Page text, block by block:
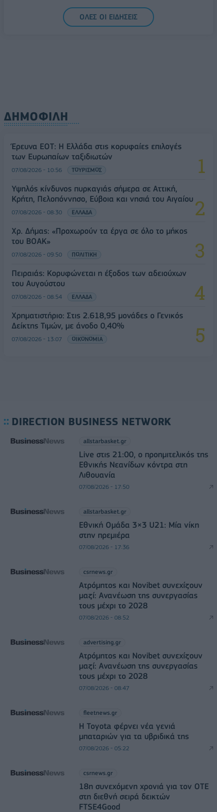
ΟΛΕΣ ΟΙ ΕΙΔΗΣΕΙΣ
ΔΗΜΟΦΙΛΗ
Έρευνα ΕΟΤ: Η Ελλάδα στις κορυφαίες επιλογές
των Ευρωπαίων ταξιδιωτών
07/08/2026 - 10:56 ΤΟΥΡΙΣΜΟΣ
Υψηλός κίνδυνος πυρκαγιάς σήμερα σε Αττική,
Κρήτη, Πελοπόννησο, Εύβοια και νησιά του Αιγαίου
07/08/2026 - 08:30 ΕΛΛΑΔΑ
Χρ. Δήμας: «Προχωρούν τα έργα σε όλο το μήκος
του ΒΟΑΚ»
07/08/2026 - 09:50 ΠΟΛΙΤΙΚΗ
Πειραιάς: Κορυφώνεται η έξοδος των αδειούχων
του Αυγούστου
07/08/2026 - 08:54 ΕΛΛΑΔΑ
Χρηματιστήριο: Στις 2.618,95 μονάδες ο Γενικός
Δείκτης Τιμών, με άνοδο 0,40%
07/08/2026 - 13:07 ΟΙΚΟΝΟΜΙΑ
DIRECTION BUSINESS NETWORK
allstarbasket.gr
Live στις 21:00, ο προημιτελικός της
Εθνικής Νεανίδων κόντρα στη
Λιθουανία
07/08/2026 - 17:50
allstarbasket.gr
Εθνική Ομάδα 3×3 U21: Μία νίκη
στην πρεμιέρα
07/08/2026 - 17:36
csrnews.gr
Ατρόμητος και Novibet συνεχίζουν
μαζί: Ανανέωση της συνεργασίας
τους μέχρι το 2028
07/08/2026 - 08:52
advertising.gr
Ατρόμητος και Novibet συνεχίζουν
μαζί: Ανανέωση της συνεργασίας
τους μέχρι το 2028
07/08/2026 - 08:47
fleetnews.gr
Η Toyota φέρνει νέα γενιά
μπαταριών για τα υβριδικά της
07/08/2026 - 05:22
csrnews.gr
18η συνεχόμενη χρονιά για τον ΟΤΕ
στη διεθνή σειρά δεικτών
FTSE4Good